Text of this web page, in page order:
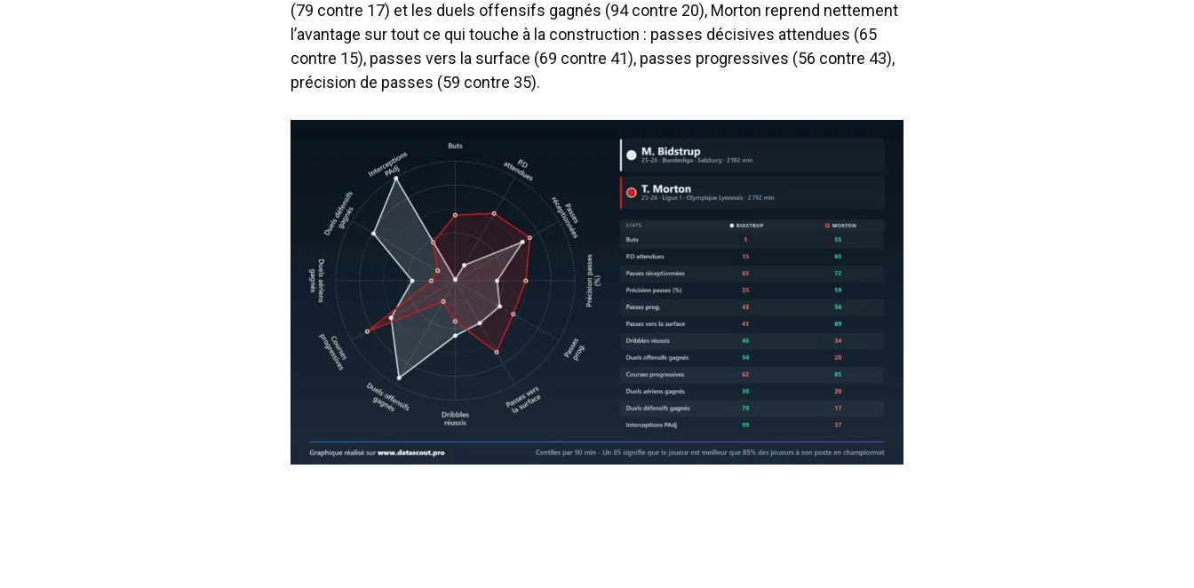
(79 contre 17) et les duels offensifs gagnés (94 contre 20), Morton reprend nettement
l’avantage sur tout ce qui touche à la construction : passes décisives attendues (65
contre 15), passes vers la surface (69 contre 41), passes progressives (56 contre 43),
précision de passes (59 contre 35).